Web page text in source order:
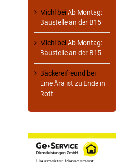
Michl beiAb Montag:
Baustelle an der B15
Michl beiAb Montag:
Baustelle an der B15
Bäckereifreund bei
Eine Ära ist zu Ende in
Rott